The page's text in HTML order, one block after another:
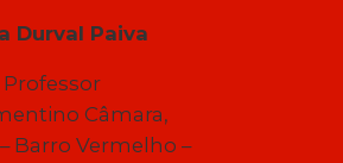
Durval Paiva
Professor
Câmara,
Barro Vermelho –